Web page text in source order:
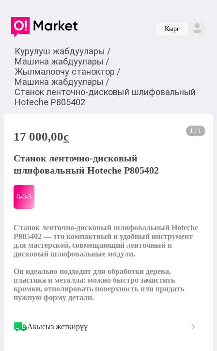
Кырг
Курулуш жабдуулары /
Машина жабдуулары /
Жылмалоочу станоктор /
Машина жабдуулары /
Станок ленточно-дисковый шлифовальный
Hoteche P805402
1 / 1
17 000,00c
Станок ленточно-дисковый
шлифовальный Hoteche P805402
0-0-3
Станок ленточно-дисковый шлифовальный Hoteche
P805402 — это компактный и удобный инструмент
для мастерской, совмещающий ленточный и
дисковый шлифовальные модули.
Он идеально подходит для обработки дерева,
пластика и металла: можно быстро зачистить
кромки, отполировать поверхность или придать
нужную форму детали.
Акысыз жеткирүү